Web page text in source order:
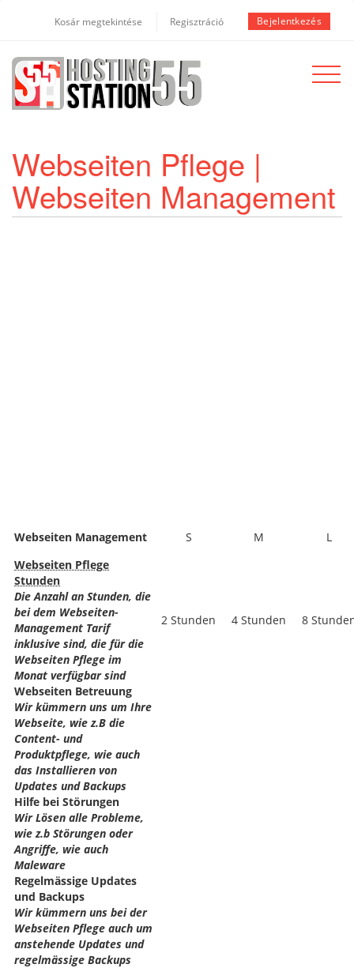
Kosár megtekintése Regisztráció Bejelentkezés
Toggle
Webseiten Pflege |
Webseiten Management
Webseiten Management S M
L
Webseiten Pflege
Stunden
Die Anzahl an Stunden, die
bei dem Webseiten-
Management Tarif
inklusive sind, die für die
Webseiten Pflege im
Monat verfügbar sind
2 Stunden 4 Stunden 8
Webseiten Betreuung
Wir kümmern uns um Ihre
Webseite, wie z.B die
Content- und
Produktpflege, wie auch
das Installieren von
Updates und Backups
Hilfe bei Störungen
Wir Lösen alle Probleme,
wie z.b Störungen oder
Angriffe, wie auch
Maleware
Regelmässige Updates
und Backups
Wir kümmern uns bei der
Webseiten Pflege auch um
anstehende Updates und
regelmässige Backups